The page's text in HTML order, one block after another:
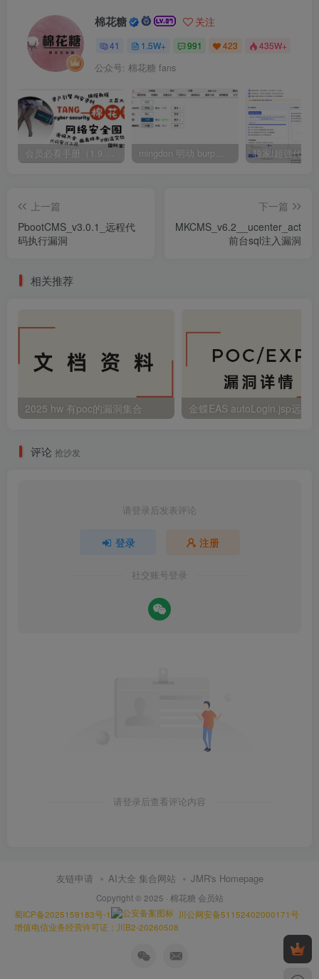
棉花糖 关注
41 1.5W+ 991 423 435W+
公众号: 棉花糖 fans
会员必看手册（1.9.0版本 26.4.5更新） mingdon 明动 burp插件0.2.6版本 本地时间校验去除版
上一篇
PbootCMS_v3.0.1_远程代
码执行漏洞
下一篇
前台sql注入漏洞
相关推荐
2025 hw 有poc的漏洞集合
评论 抢沙发
请登录后发表评论
登录 注册
社交账号登录
请登录后查看评论内容
友链申请 AI大全 集合网站 JMR's Homepage
Copyright © 2025 · 棉花糖 会员站
蜀ICP备2025159183号-1
川公网安备51152402000171号
增值电信业务经营许可证：川B2-20260508